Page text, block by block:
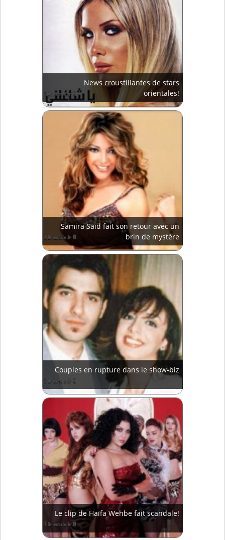
News croustillantes de stars
orientales!
Samira Saïd fait son retour avec un
brin de mystère
Couples en rupture dans le show-biz
Le clip de Haïfa Wehbe fait scandale!